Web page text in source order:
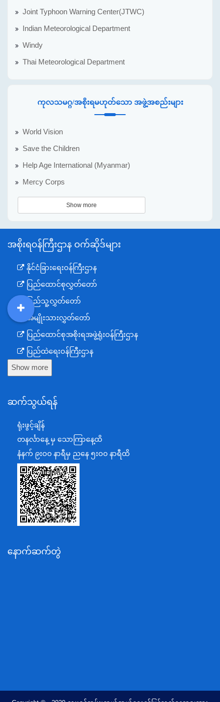
Joint Typhoon Warning Center(JTWC)
Indian Meteorological Department
Windy
Thai Meteorological Department
ကုလသမဂ္ဂ/အစိုးရမဟုတ်သော အဖွဲ့အစည်းများ
World Vision
Save the Children
Help Age International (Myanmar)
Mercy Corps
Show more
အစိုးရဝန်ကြီးဌာန ဝက်ဆိုဒ်များ
နိုင်ငံခြားရေးဝန်ကြီးဌာန
ပြည်ထောင်စုလွှတ်တော်
ပြည်သူ့လွှတ်တော်
အမျိုးသားလွှတ်တော်
ပြည်ထောင်စုအစိုးရအဖွဲ့ရုံးဝန်ကြီးဌာန
ပြည်ထဲရေးဝန်ကြီးဌာန
ကာကွယ်ရေးဝန်ကြီးဌာန
စီမံကိန်း၊ဘဏ္ဍာရေးနှင့်စက်မှုဝန်ကြီးဌာန
ရင်းနှီးမြှုပ်နှံမှုနှင့် နိုင်ငံခြားစီးပွားဆက်သွယ်ရေးဝန်ကြီးဌာန
အပြည်ပြည်ဆိုင်ရာပူးပေါင်းဆောင်ရွက်ရေးဝန်ကြီးဌာန
ပြန်ကြားရေးဝန်ကြီးဌာန
သာသနာရေးနှင့် ယဉ်ကျေးမှုဝန်ကြီးဌာန
စိုက်ပျိုးရေး၊မွေးမြူရေးနှင့်ဆည်မြောင်းဝန်ကြီးဌာန
ပို့ဆောင်ရေးနှင့်ဆက်သွယ်ရေးဝန်ကြီးဌာန
သယံဇာတနှင့်ပတ်ဝန်းကျင်ထိန်းသိမ်းရေးဝန်ကြီးဌာန
အလုပ်သမား၊လူဝင်မှုကြီးကြပ်ရေးနှင့်ပြည်သူ့အင်အား
တိုင်းရင်းသားလူမျိုးရေးရာဝန်ကြီးဌာန
Show more
ဆက်သွယ်ရန်
ရုံးဖွင့်ချိန်
တနင်္လာနေ့ မှ သောကြာနေ့ထိ
နံနက် ၉းဝ၀ နာရီမှ ညနေ ၅းဝ၀ နာရီထိ
နောက်ဆက်တွဲ
DDM